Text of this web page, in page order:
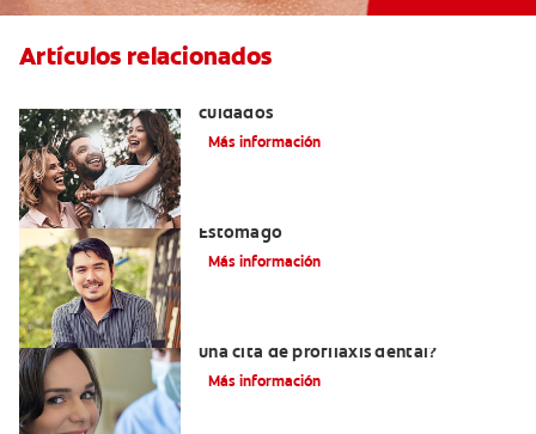
Artículos relacionados
cuidados
Más información
Estómago
Más información
una cita de profilaxis dental?
Más información